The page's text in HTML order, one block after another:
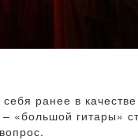
ранее в
«большой гитары»